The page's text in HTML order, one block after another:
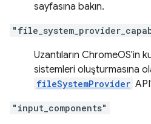
sayfasına bakın.
Uzantıların ChromeOS'in
sistemleri oluşturmasına
fileSystemProvider
"input_components"